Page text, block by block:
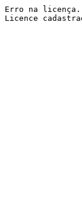
Erro na licença.
Licence